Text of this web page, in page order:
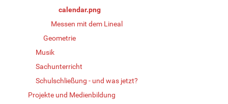
calendar.png
Messen mit dem Lineal
Geometrie
Musik
Sachunterricht
Schulschließung - und was jetzt?
Projekte und Medienbildung